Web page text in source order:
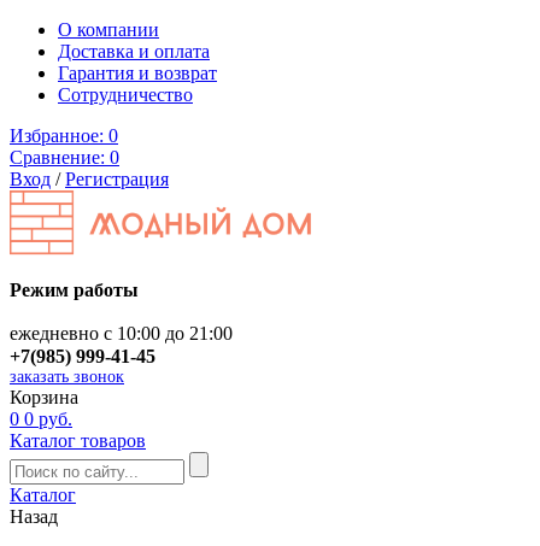
О компании
Доставка и оплата
Гарантия и возврат
Сотрудничество
Избранное: 0
Сравнение: 0
Вход /Регистрация
Режим работы
ежедневно с 10:00 до 21:00
+7(985) 999-41-45
заказать звонок
Корзина
0 0 руб.
Каталог товаров
Каталог
Назад